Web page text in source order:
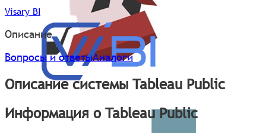
Visary BI
Описание
Вопросы и ответыАналоги
Описание системы Tableau Public
Информация о Tableau Public